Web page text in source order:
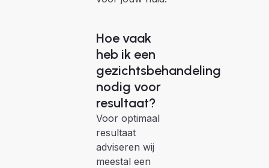
Hoe vaak
heb ik een
gezichtsbehandeling
nodig voor
resultaat?
Voor optimaal
resultaat
adviseren wij
meestal een